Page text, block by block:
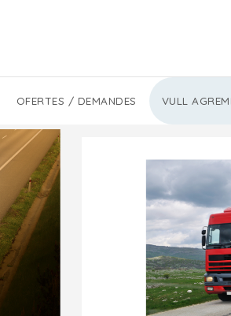
OFERTES / DEMANDES VULL